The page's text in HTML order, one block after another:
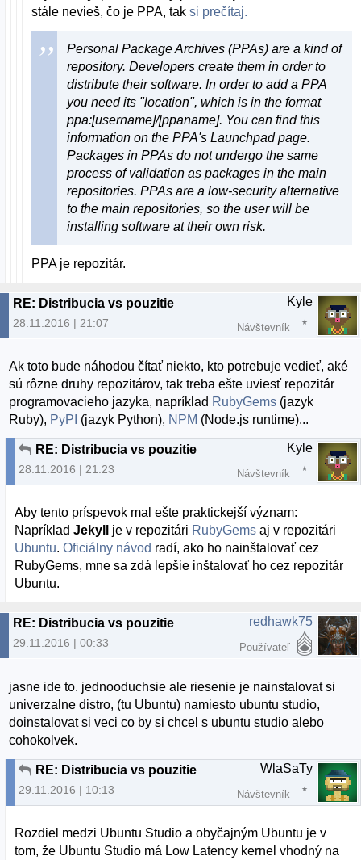
stále nevieš, čo je PPA, taksi prečítaj.
Personal Package Archives (PPAs) are a kind of
repository. Developers create them in order to
distribute their software. In order to add a PPA
you need its "location", which is in the format
ppa:[username]/[ppaname]. You can find this
information on the PPA's Launchpad page.
Packages in PPAs do not undergo the same
process of validation as packages in the main
repositories. PPAs are a low-security alternative
to the main repositories, so the user will be
installing software at their own risk.
PPA je repozitár.
RE: Distribucia vs pouzitie
28.11.2016 | 21:07
Kyle
Návštevník
Ak toto bude náhodou čítať niekto, kto potrebuje vedieť, aké
sú rôzne druhy repozitárov, tak treba ešte uviesť repozitár
programovacieho jazyka, napríklad RubyGems (jazyk
Ruby), PyPI (jazyk Python), NPM (Node.js runtime)...
RE: Distribucia vs pouzitie
28.11.2016 | 21:23
Kyle
Návštevník
Aby tento príspevok mal ešte praktickejší význam:
NapríkladJekyll je v repozitári RubyGems aj v repozitári
Ubuntu.Oficiálny návod radí, ako ho nainštalovať cez
RubyGems, mne sa zdá lepšie inštalovať ho cez repozitár
Ubuntu.
RE: Distribucia vs pouzitie
29.11.2016 | 00:33
redhawk75
Používateľ
jasne ide to. jednooduchsie ale riesenie je nainstalovat si
univerzalne distro, (tu Ubuntu) namiesto ubuntu studio,
doinstalovat si veci co by si chcel s ubuntu studio alebo
cohokolvek.
RE: Distribucia vs pouzitie
29.11.2016 | 10:13
WlaSaTy
Návštevník
Rozdiel medzi Ubuntu Studio a obyčajným Ubuntu je v
tom, že Ubuntu Studio má Low Latency kernel vhodný na